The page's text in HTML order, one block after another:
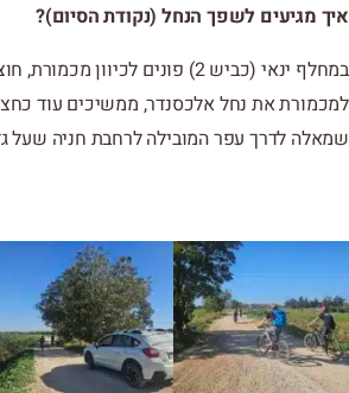
איך מגיעים לשפך הנחל (נקודת הסיום)?
במחלף ינאי (כביש 2) פונים לכיוון
למכמורת את נחל אלכסנדר, ממשיכים עוד
שמאלה לדרך עפר המובילה לרחבת חניה שעל